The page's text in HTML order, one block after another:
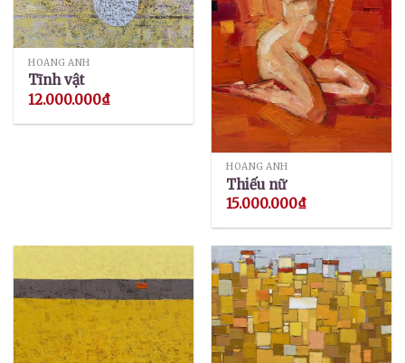
HOÀNG ANH
Tĩnh vật
12.000.000₫
HOÀNG ANH
Thiếu nữ
15.000.000₫